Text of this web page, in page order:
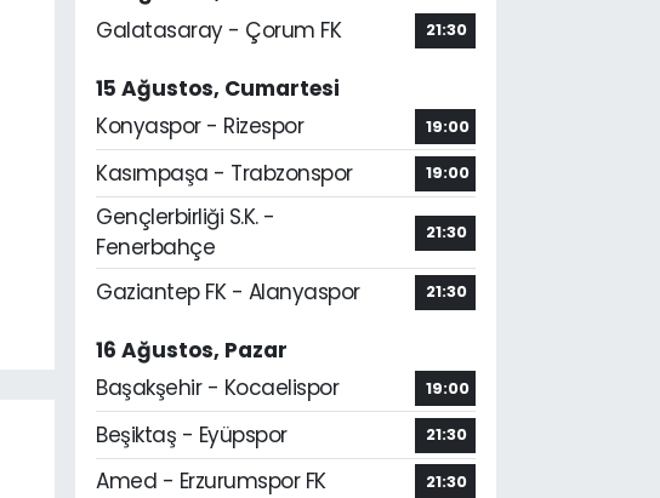
Galatasaray - Çorum FK
21:30
15 Ağustos, Cumartesi
Konyaspor - Rizespor
19:00
Kasımpaşa - Trabzonspor 19:00
Gençlerbirliği S.K. -
Fenerbahçe
21:30
Gaziantep FK - Alanyaspor 21:30
16 Ağustos, Pazar
Başakşehir - Kocaelispor
19:00
Beşiktaş - Eyüpspor 21:30
Amed - Erzurumspor FK 21:30